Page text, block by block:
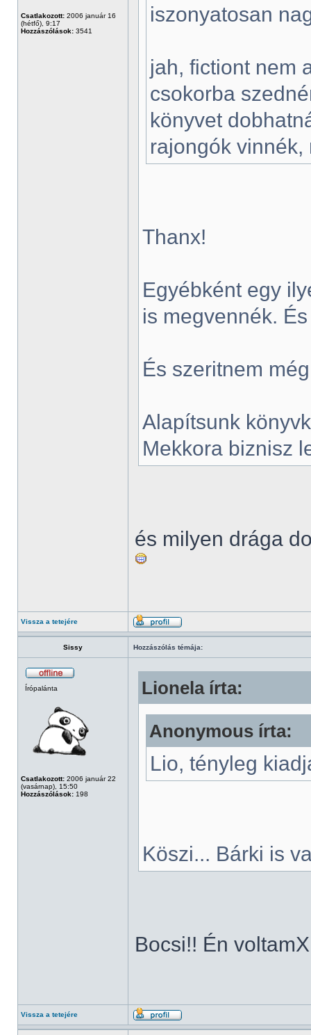
Csatlakozott: 2006 január 16
(hétfő), 9:17
Hozzászólások: 3541
iszonyatosan
jah, fictiont nem
csokorba
könyvet
rajongók
Thanx!
Egyébként egy
is megvennék.
És szeritnem
Alapítsunk
Mekkora biznisz
és milyen drága
Vissza a tetejére
Sissy Hozzászólás témája:
Írópalánta
Csatlakozott: 2006 január 22
(vasárnap), 15:50
Hozzászólások: 198
Lionela írta:
Anonymous írta:
Lio, tényleg
Köszi... Bárki is
Bocsi!! Én
Vissza a tetejére